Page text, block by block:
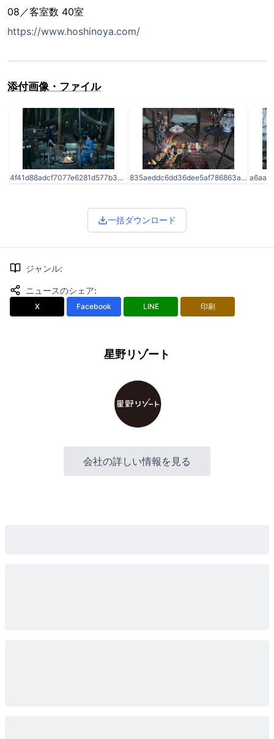
08／客室数 40室
https://www.hoshinoya.com/
添付画像・ファイル
4f41d88adcf7077e6281d577b34f27a4.jpg 835aeddc6dd36dee5af786863a971a04.jpg
一括ダウンロード
ジャンル:
ニュースのシェア:
X Facebook LINE 印刷
星野リゾート
会社の詳しい情報を見る